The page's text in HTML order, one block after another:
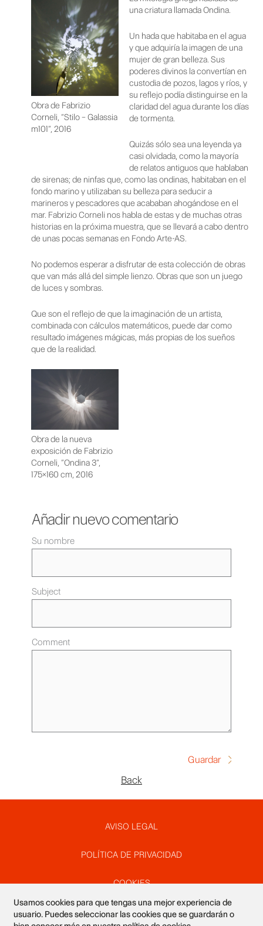
Obra de Fabrizio
Corneli, “Stilo – Galassia
m101“, 2016
una criatura llamada Ondina.
Un hada que habitaba en el agua
y que adquiría la imagen de una
mujer de gran belleza. Sus
poderes divinos la convertían en
custodia de pozos, lagos y ríos, y
su reflejo podía distinguirse en la
claridad del agua durante los días
de tormenta.
Quizás sólo sea una leyenda ya
casi olvidada, como la mayoría
de relatos antiguos que hablaban
de sirenas; de ninfas que, como las ondinas, habitaban en el
fondo marino y utilizaban su belleza para seducir a
marineros y pescadores que acababan ahogándose en el
mar. Fabrizio Corneli nos habla de estas y de muchas otras
historias en la próxima muestra, que se llevará a cabo dentro
de unas pocas semanas en Fondo Arte-AS.
No podemos esperar a disfrutar de esta colección de obras
que van más allá del simple lienzo. Obras que son un juego
de luces y sombras.
Que son el reflejo de que la imaginación de un artista,
combinada con cálculos matemáticos, puede dar como
resultado imágenes mágicas, más propias de los sueños
que de la realidad.
Obra de la nueva
exposición de Fabrizio
Corneli, “Ondina 3“,
175×160 cm, 2016
Añadir nuevo comentario
Su nombre
Subject
Comment
Back
de
AVISO LEGAL
POLÍTICA DE PRIVACIDAD
COOKIES
SUSCRÍBETE A NUESTRO NEWSLETTER
Usamos cookies para que tengas una mejor experiencia de
usuario. Puedes seleccionar las cookies que se guardarán o